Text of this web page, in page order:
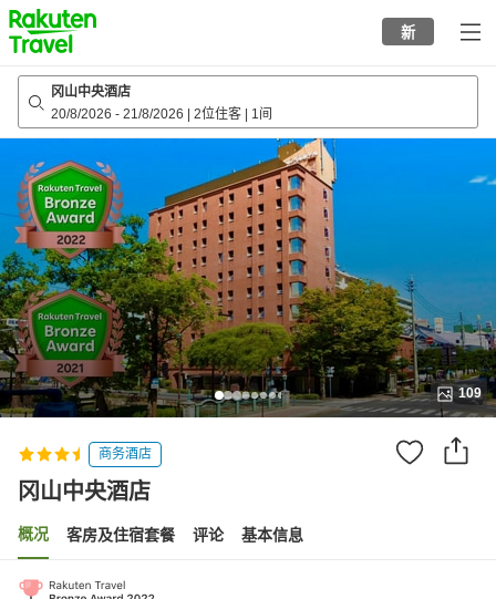
to
top
page
新
冈山中央酒店
20/8/2026 - 21/8/2026 2位住客 1间
109
商务酒店
冈山中央酒店
概况 客房及住宿套餐 评论 基本信息